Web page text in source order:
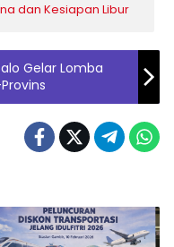
dan Kesiapan Libur
Gelar Lomba